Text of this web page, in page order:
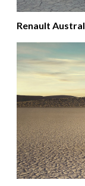
Renault Austral